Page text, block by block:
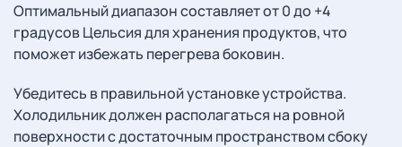
Оптимальный диапазон составляет от 0 до +4
градусов Цельсия для хранения продуктов, что
поможет избежать перегрева боковин.
Убедитесь в правильной установке устройства.
Холодильник должен располагаться на ровной
поверхности с достаточным пространством сбоку